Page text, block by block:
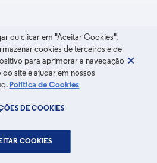
ou clicar em "Aceitar Cookies",
cookies de terceiros e de
para aprimorar a navegação
do site e ajudar em nossos
Política de Cookies
DE COOKIES
COOKIES